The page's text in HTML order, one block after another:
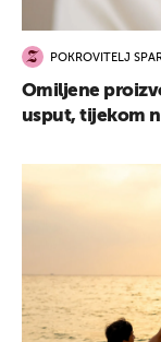
POKROVITELJ
Omiljene
usput, tijekom